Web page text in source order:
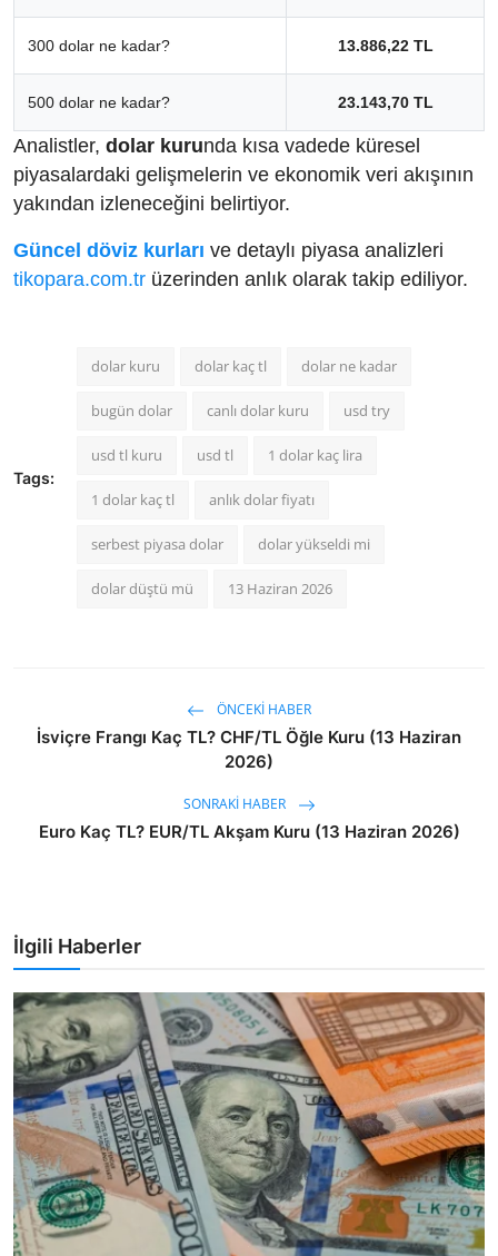
300 dolar ne kadar? 13.886,22 TL
500 dolar ne kadar? 23.143,70 TL
Analistler, dolar kurunda kısa vadede küresel
piyasalardaki gelişmelerin ve ekonomik veri akışının
yakından izleneceğini belirtiyor.
Güncel döviz kurları ve detaylı piyasa analizleri
tikopara.com.tr üzerinden anlık olarak takip ediliyor.
Tags:
dolar kuru dolar kaç tl dolar ne kadar
bugün dolar canlı dolar kuru usd try
usd tl kuru usd tl 1 dolar kaç lira
1 dolar kaç tl anlık dolar fiyatı
serbest piyasa dolar dolar yükseldi mi
dolar düştü mü 13 Haziran 2026
ÖNCEKI HABER
İsviçre Frangı Kaç TL? CHF/TL Öğle Kuru (13 Haziran
2026)
SONRAKI HABER
Euro Kaç TL? EUR/TL Akşam Kuru (13 Haziran 2026)
İlgili Haberler